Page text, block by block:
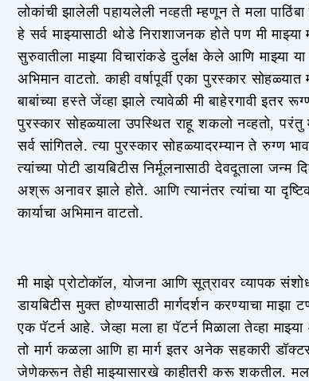
लोकांची झालेली पहायलेली नव्हती म्हणून ते मला
हे सर्व माझ्यासाठी थोडे निराशाजनक होते पण मी
सुरुवातीला माझ्या विचारांकडे दुर्लक्ष केले आणि माझ्या या
अभिमान वाटतो. काही वर्षापूर्वी एका पुरस्कार
बाबांच्या हस्ते जेंव्हा झाले त्यावेळी मी बाहेरगावी इतर
पुरस्कार सोहळ्याला उपस्थित राहू शकलो नव्हतो, परंतु
सर्व सांगितले. त्या पुरस्कार सोहळ्यादरम्यान ते रुग्ण
त्यांच्या पोटी डायबिटीस निर्मूलनासाठी देवदूताला
अश्रू अनावर झाले होते. आणि त्यानंतर त्यांचा या
कार्याचा अभिमान वाटतो.
मी माझे प्रोटोकॉल, योजना आणि सूत्रावर व्यापक
डायबिटीस मुक्त होण्यासाठी मार्गदर्शन करण्याचा
एक पॅटर्न आहे. जेव्हा मला हा पॅटर्न मिळाला तेव्हा
तो मार्ग कळला आणि हा मार्ग इतर अनेक सहकारी
जेणेकरून तेही माझ्यासारखे काहीतरी करू शकतील.